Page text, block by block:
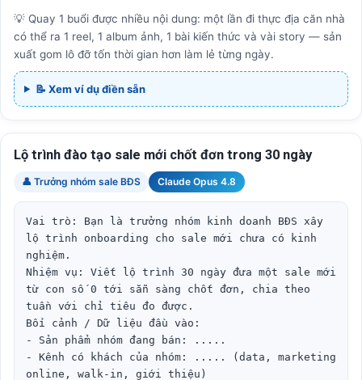
💡 Quay 1 buổi được nhiều nội dung: một lần đi thực địa căn nhà
có thể ra 1 reel, 1 album ảnh, 1 bài kiến thức và vài story — sản
xuất gom lô đỡ tốn thời gian hơn làm lẻ từng ngày.
📝 Xem ví dụ điền sẵn
Lộ trình đào tạo sale mới chốt đơn trong 30 ngày
👤 Trưởng nhóm sale BĐS Claude Opus 4.8
Vai trò: Bạn là trưởng nhóm kinh doanh BĐS xây
lộ trình onboarding cho sale mới chưa có kinh
nghiệm.
Nhiệm vụ: Viết lộ trình 30 ngày đưa một sale mới
từ con số 0 tới sẵn sàng chốt đơn, chia theo
tuần với chỉ tiêu đo được.
Bối cảnh / Dữ liệu đầu vào:
- Sản phẩm nhóm đang bán: .....
- Kênh có khách của nhóm: ..... (data, marketing
online, walk-in, giới thiệu)